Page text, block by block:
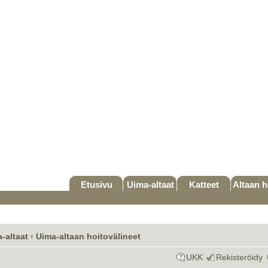
Etusivu Uima-altaat Katteet Altaan
altaat ‹ Uima-altaan hoitovälineet
UKK Rekisteröidy